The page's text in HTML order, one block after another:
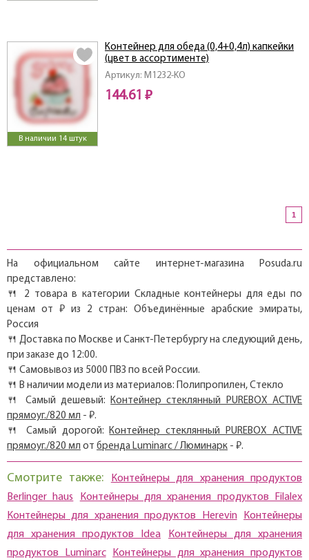
В наличии 14 штук
Артикул: M1232-KO
Контейнер для обеда (0,4+0,4л) капкейки
(цвет в ассортименте)
144.61 ₽
1
На официальном сайте интернет-магазина Posuda.ru
представлено:
🍴 2 товара в категории Складные контейнеры для еды по
ценам от ₽ из 2 стран: Объединённые арабские эмираты,
Россия
🍴 Доставка по Москве и Санкт-Петербургу на следующий день,
при заказе до 12:00.
🍴 Самовывоз из 5000 ПВЗ по всей России.
🍴 В наличии модели из материалов: Полипропилен, Стекло
🍴 Самый дешевый:Контейнер стеклянный PUREBOX ACTIVE
прямоуг./820 мл - ₽.
🍴 Самый дорогой:Контейнер стеклянный PUREBOX ACTIVE
прямоуг./820 мл от бренда Luminarc / Люминарк - ₽.
Смотрите также:
Контейнеры для хранения продуктов
Berlinger haus
Контейнеры для хранения продуктов Filalex
Контейнеры для хранения продуктов Herevin
Контейнеры
для хранения продуктов Idea
Контейнеры для хранения
продуктов Luminarc
Контейнеры для хранения продуктов